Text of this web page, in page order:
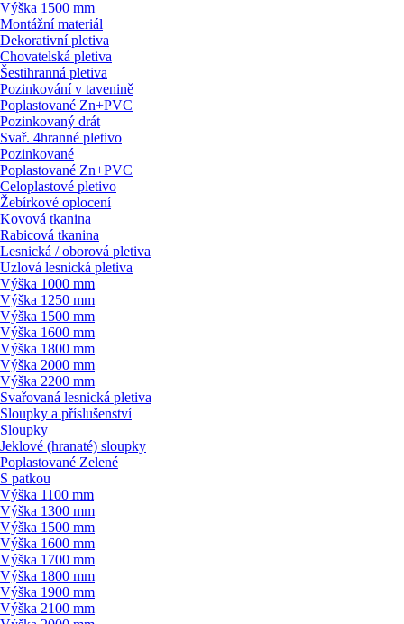
Výška 1500 mm
Montážní materiál
Dekorativní pletiva
Chovatelská pletiva
Šestihranná pletiva
Pozinkování v tavenině
Poplastované Zn+PVC
Pozinkovaný drát
Svař. 4hranné pletivo
Pozinkované
Poplastované Zn+PVC
Celoplastové pletivo
Žebírkové oplocení
Kovová tkanina
Rabicová tkanina
Lesnická / oborová pletiva
Uzlová lesnická pletiva
Výška 1000 mm
Výška 1250 mm
Výška 1500 mm
Výška 1600 mm
Výška 1800 mm
Výška 2000 mm
Výška 2200 mm
Svařovaná lesnická pletiva
Sloupky a příslušenství
Sloupky
Jeklové (hranaté) sloupky
Poplastované Zelené
S patkou
Výška 1100 mm
Výška 1300 mm
Výška 1500 mm
Výška 1600 mm
Výška 1700 mm
Výška 1800 mm
Výška 1900 mm
Výška 2100 mm